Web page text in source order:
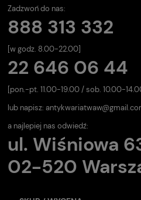
Zadzwoń do nas:
888 313 332
[w godz. 8.00-22.00]
22 646 06 44
[pon.-pt. 11.00-19.00 / sob. 10.00-
lub napisz:
a najlepiej nas odwiedź:
ul. Wiśniowa
02-520